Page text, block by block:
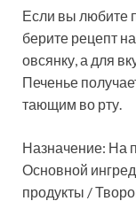
Если вы любите
берите рецепт
овсянку, а для
Печенье
тающим во рту.
Назначение: На
Основной
продукты /